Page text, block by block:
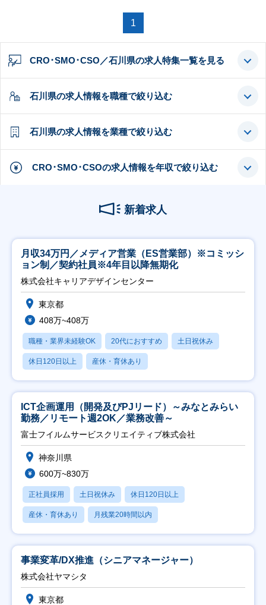
1
CRO･SMO･CSO／石川県の求人特集一覧を見る
石川県の求人情報を職種で絞り込む
石川県の求人情報を業種で絞り込む
CRO･SMO･CSOの求人情報を年収で絞り込む
新着求人
月収34万円／メディア営業（ES営業部）※コミッシ
ョン制／契約社員※4年目以降無期化
株式会社キャリアデザインセンター
東京都
408万~408万
職種・業界未経験OK 20代におすすめ 土日祝休み
休日120日以上 産休・育休あり
ICT企画運用（開発及びPJリード）～みなとみらい
勤務／リモート週2OK／業務改善～
富士フイルムサービスクリエイティブ株式会社
神奈川県
600万~830万
正社員採用 土日祝休み 休日120日以上
産休・育休あり 月残業20時間以内
事業変革/DX推進（シニアマネージャー）
株式会社ヤマシタ
東京都